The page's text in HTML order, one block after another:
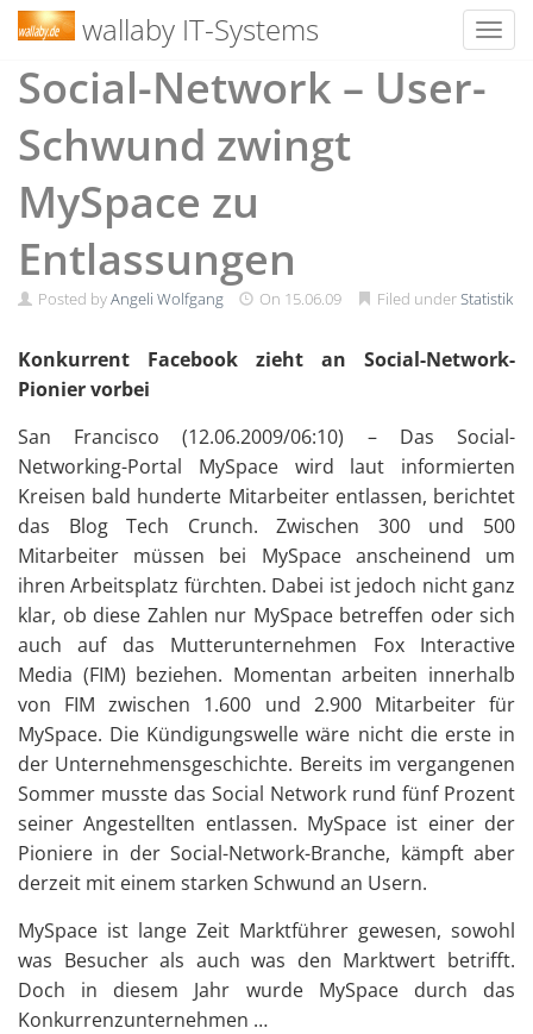
Skip
wallaby IT-Systems
Social-Network – User-
Schwund zwingt
MySpace zu
Entlassungen
Posted byAngeli Wolfgang On 15.06.09 Filed underStatistik
Konkurrent Facebook zieht an Social-Network-
Pionier vorbei
San Francisco (12.06.2009/06:10) – Das Social-
Networking-Portal MySpace wird laut informierten
Kreisen bald hunderte Mitarbeiter entlassen, berichtet
das Blog Tech Crunch. Zwischen 300 und 500
Mitarbeiter müssen bei MySpace anscheinend um
ihren Arbeitsplatz fürchten. Dabei ist jedoch nicht ganz
klar, ob diese Zahlen nur MySpace betreffen oder sich
auch auf das Mutterunternehmen Fox Interactive
Media (FIM) beziehen. Momentan arbeiten innerhalb
von FIM zwischen 1.600 und 2.900 Mitarbeiter für
MySpace. Die Kündigungswelle wäre nicht die erste in
der Unternehmensgeschichte. Bereits im vergangenen
Sommer musste das Social Network rund fünf Prozent
seiner Angestellten entlassen. MySpace ist einer der
Pioniere in der Social-Network-Branche, kämpft aber
derzeit mit einem starken Schwund an Usern.
MySpace ist lange Zeit Marktführer gewesen, sowohl
was Besucher als auch was den Marktwert betrifft.
Doch in diesem Jahr wurde MySpace durch das
Konkurrenzunternehmen …